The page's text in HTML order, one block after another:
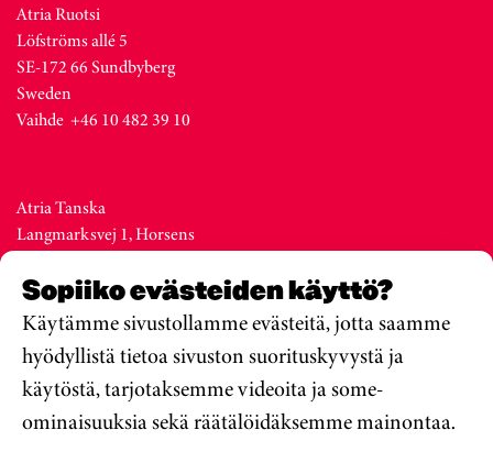
Sopiiko evästeiden käyttö?
Käytämme sivustollamme evästeitä, jotta saamme
hyödyllistä tietoa sivuston suorituskyvystä ja
käytöstä, tarjotaksemme videoita ja some-
ominaisuuksia sekä räätälöidäksemme mainontaa.
Atria Ruotsi
Löfströms allé 5
SE-172 66 Sundbyberg
Sweden
Vaihde +46 10 482 39 10
Atria Tanska
Langmarksvej 1, Horsens
Denmark
Vaihde +45 76 28 25 00
Atria Viro
Metsa str. 19, Valga